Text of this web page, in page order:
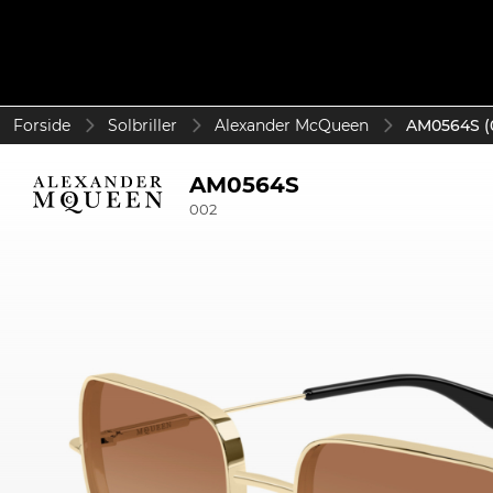
Forside Solbriller Alexander McQueen AM0564S
AM0564S
002